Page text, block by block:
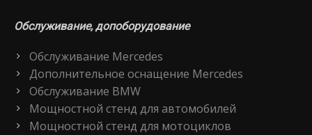
Обслуживание, допоборудование
Обслуживание Mercedes
Дополнительное оснащение Mercedes
Обслуживание BMW
Мощностной стенд для автомобилей
Мощностной стенд для мотоциклов